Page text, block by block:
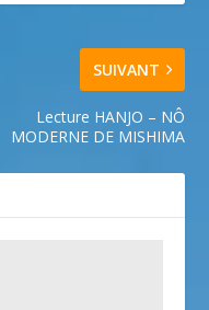
SUIVANT
Lecture HANJO – NÔ
MODERNE DE MISHIMA